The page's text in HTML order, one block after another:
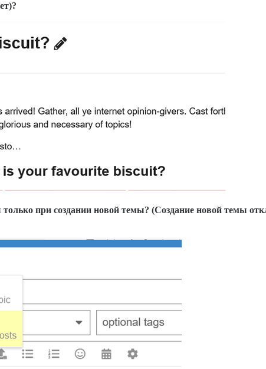
при создании новой темы? (Создание новой темы